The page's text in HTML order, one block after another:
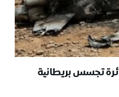
تجسس بريطانية